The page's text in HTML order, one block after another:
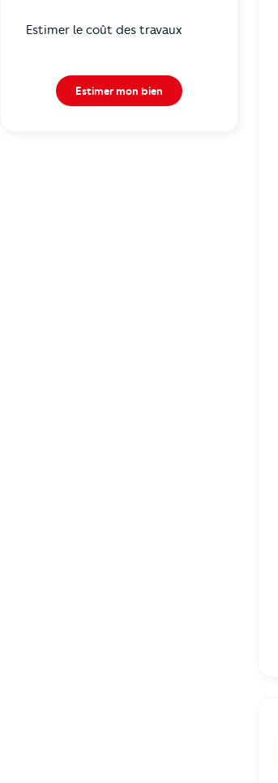
Estimer le coût des travaux
Estimer mon bien